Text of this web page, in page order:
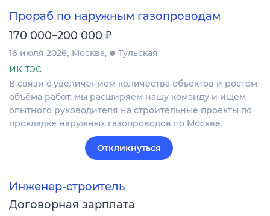
Прораб по наружным газопроводам
170 000–200 000 ₽
16 июля 2026 Москва
Тульская
ИК ТЭС
В связи с увеличением количества объектов и ростом
объёма работ, мы расширяем нашу команду и ищем
опытного руководителя на строительные проекты по
прокладке наружных газопроводов по Москве.
Откликнуться
Инженер-строитель
Договорная зарплата